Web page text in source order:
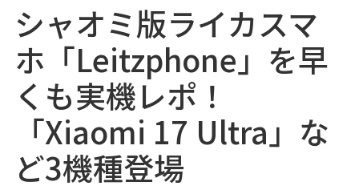
シャオミ版ライカスマ
ホ「Leitzphone」を早
くも実機レポ！
「Xiaomi 17 Ultra」な
ど3機種登場